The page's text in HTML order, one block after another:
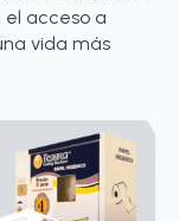
el acceso a
vida más